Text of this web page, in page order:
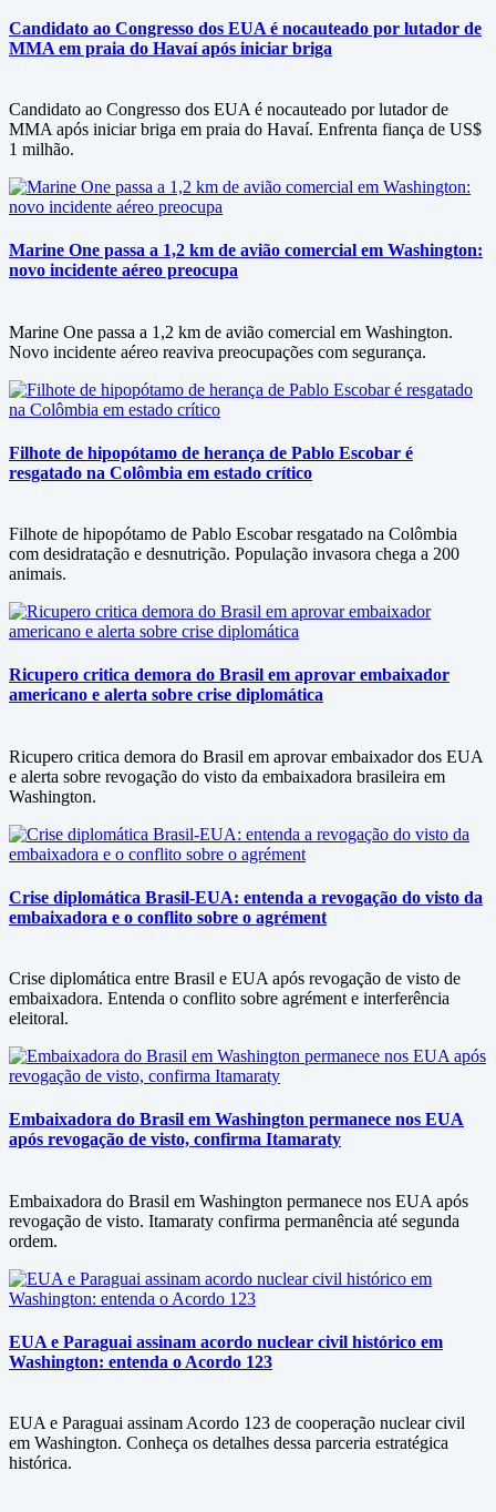
Candidato ao Congresso dos EUA é nocauteado por lutador de
MMA em praia do Havaí após iniciar briga
Candidato ao Congresso dos EUA é nocauteado por lutador de
MMA após iniciar briga em praia do Havaí. Enfrenta fiança de US$
1 milhão.
Marine One passa a 1,2 km de avião comercial em Washington:
novo incidente aéreo preocupa
Marine One passa a 1,2 km de avião comercial em Washington.
Novo incidente aéreo reaviva preocupações com segurança.
Filhote de hipopótamo de herança de Pablo Escobar é
resgatado na Colômbia em estado crítico
Filhote de hipopótamo de Pablo Escobar resgatado na Colômbia
com desidratação e desnutrição. População invasora chega a 200
animais.
Ricupero critica demora do Brasil em aprovar embaixador
americano e alerta sobre crise diplomática
Ricupero critica demora do Brasil em aprovar embaixador dos EUA
e alerta sobre revogação do visto da embaixadora brasileira em
Washington.
Crise diplomática Brasil-EUA: entenda a revogação do visto da
embaixadora e o conflito sobre o agrément
Crise diplomática entre Brasil e EUA após revogação de visto de
embaixadora. Entenda o conflito sobre agrément e interferência
eleitoral.
Embaixadora do Brasil em Washington permanece nos EUA
após revogação de visto, confirma Itamaraty
Embaixadora do Brasil em Washington permanece nos EUA após
revogação de visto. Itamaraty confirma permanência até segunda
ordem.
EUA e Paraguai assinam acordo nuclear civil histórico em
Washington: entenda o Acordo 123
EUA e Paraguai assinam Acordo 123 de cooperação nuclear civil
em Washington. Conheça os detalhes dessa parceria estratégica
histórica.